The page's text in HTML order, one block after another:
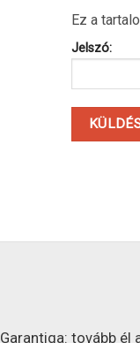
Ez a
Jelszó:
Garantiqa: tovább él